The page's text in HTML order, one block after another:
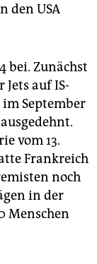
den USA
bei. Zunächst
auf IS-
September
vom 13.
Frankreich
noch
in der
Menschen